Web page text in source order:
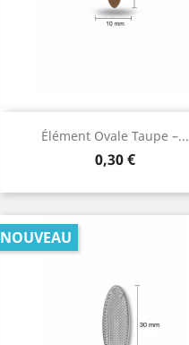
Élément Ovale Taupe –...
Prix
0,30 €
NOUVEAU